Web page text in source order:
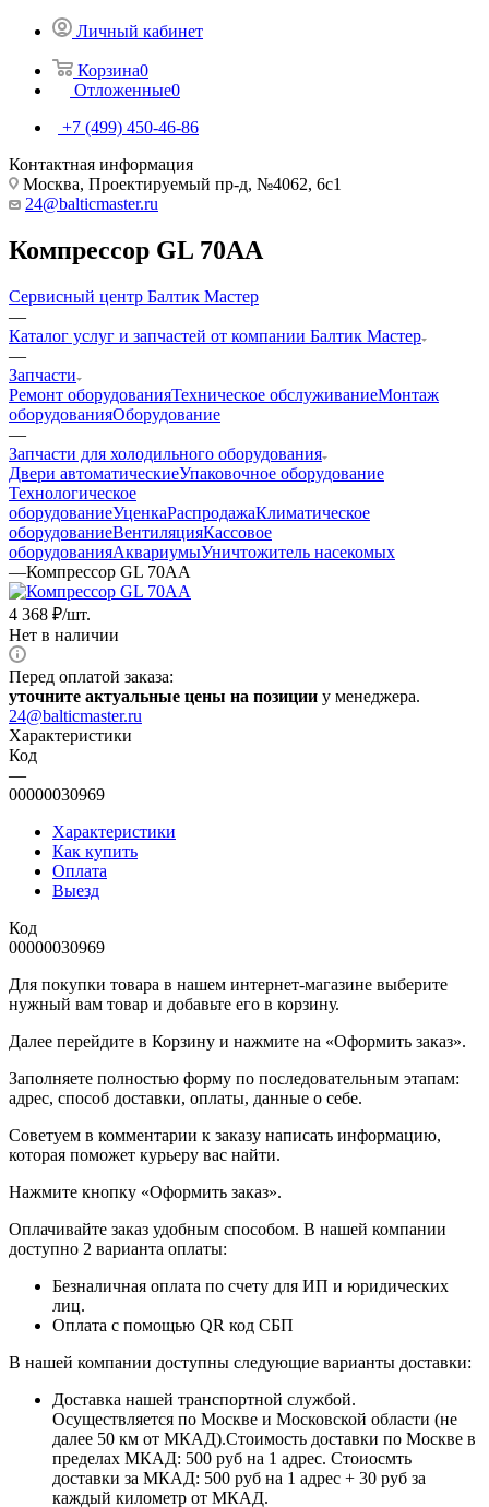
Личный кабинет
Корзина0
Отложенные0
+7 (499) 450-46-86
Контактная информация
Москва, Проектируемый пр-д, №4062, 6с1
24@balticmaster.ru
Компрессор GL 70AA
Сервисный центр Балтик Мастер
—
Каталог услуг и запчастей от компании Балтик Мастер
—
Запчасти
Ремонт оборудованияТехническое обслуживаниеМонтаж
оборудованияОборудование
—
Запчасти для холодильного оборудования
Двери автоматическиеУпаковочное оборудование
Технологическое
оборудованиеУценкаРаспродажаКлиматическое
оборудованиеВентиляцияКассовое
оборудованияАквариумыУничтожитель насекомых
—Компрессор GL 70AA
4 368 ₽/шт.
Нет в наличии
Перед оплатой заказа:
уточните актуальные цены на позиции у менеджера.
24@balticmaster.ru
Характеристики
Код
—
00000030969
Характеристики
Как купить
Оплата
Выезд
Код
00000030969
Для покупки товара в нашем интернет-магазине выберите
нужный вам товар и добавьте его в корзину.
Далее перейдите в Корзину и нажмите на «Оформить заказ».
​​​​​​​Заполняете полностью форму по последовательным этапам:
адрес, способ доставки, оплаты, данные о себе.
​​​​​​​Советуем в комментарии к заказу написать информацию,
которая поможет курьеру вас найти.
​​​​​​​Нажмите кнопку «Оформить заказ».
Оплачивайте заказ удобным способом. В нашей компании
доступно 2 варианта оплаты:
Безналичная оплата по счету для ИП и юридических
лиц.
Оплата с помощью QR код СБП
В нашей компании доступны следующие варианты доставки:
Доставка нашей транспортной службой.
Осуществляется по Москве и Московской области (не
далее 50 км от МКАД).Стоимость доставки по Москве в
пределах МКАД: 500 руб на 1 адрес. Стоиосмть
доставки за МКАД: 500 руб на 1 адрес + 30 руб за
каждый километр от МКАД.